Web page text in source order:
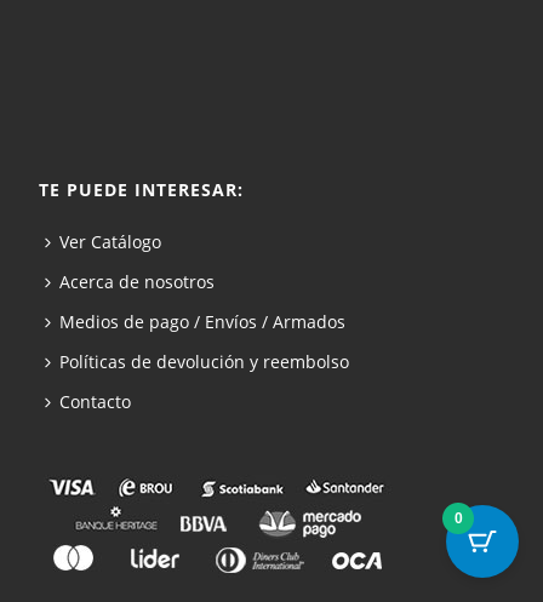
TE PUEDE INTERESAR:
Ver Catálogo
Acerca de nosotros
Medios de pago / Envíos / Armados
Políticas de devolución y reembolso
Contacto
0